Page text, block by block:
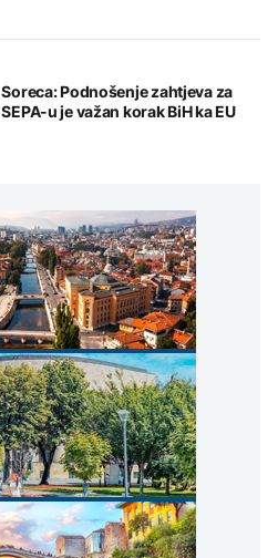
Soreca: Podnošenje zahtjeva za
SEPA-u je važan korak BiH ka EU